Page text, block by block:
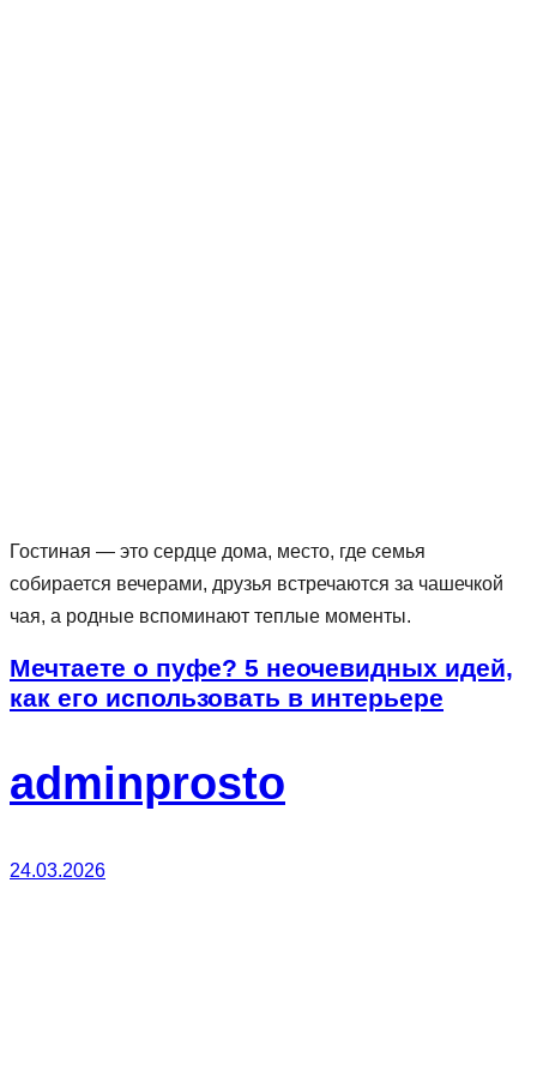
Гостиная — это сердце дома, место, где семья
собирается вечерами, друзья встречаются за чашечкой
чая, а родные вспоминают теплые моменты.
Мечтаете о пуфе? 5 неочевидных идей,
как его использовать в интерьере
adminprosto
24.03.2026